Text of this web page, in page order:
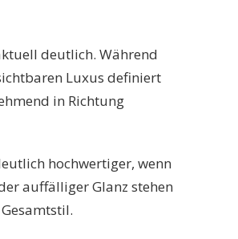
deutlich. Während
Luxus definiert
in Richtung
hochwertiger, wenn
auffälliger Glanz stehen